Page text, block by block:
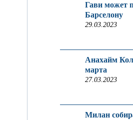
Гави может
Барселону
29.03.2023
Анахайм
марта
27.03.2023
Милан